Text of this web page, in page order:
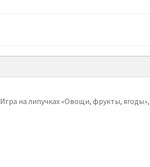
Игра на липучках «Овощи, фрукты,